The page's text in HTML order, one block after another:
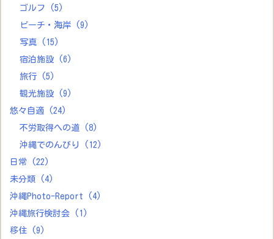
ゴルフ
(5)
ビーチ・海岸
(9)
写真
(15)
宿泊施設
(6)
旅行
(5)
観光施設
(9)
悠々自適
(24)
不労取得への道
(8)
沖縄でのんびり
(12)
日常
(22)
未分類
(4)
沖縄Photo-Report
(4)
沖縄旅行検討会
(1)
移住
(9)